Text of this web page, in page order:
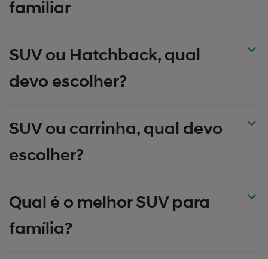
familiar
SUV ou Hatchback, qual
devo escolher?
SUV ou carrinha, qual devo
escolher?
Qual é o melhor SUV para
família?